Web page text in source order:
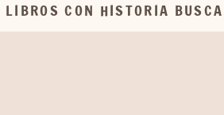
LIBROS CON HISTORIA